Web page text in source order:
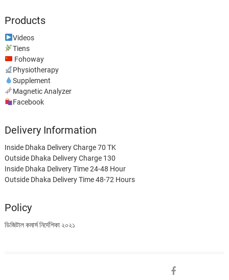
Products
Videos
Tiens
Fohoway
Physiotherapy
Supplement
Magnetic Analyzer
Facebook
Delivery Information
Inside Dhaka Delivery Charge 70 TK
Outside Dhaka Delivery Charge 130
Inside Dhaka Delivery Time 24-48 Hour
Outside Dhaka Delivery Time 48-72 Hours
Policy
ডিজিটাল কমার্স নির্দেশিকা ২০২১